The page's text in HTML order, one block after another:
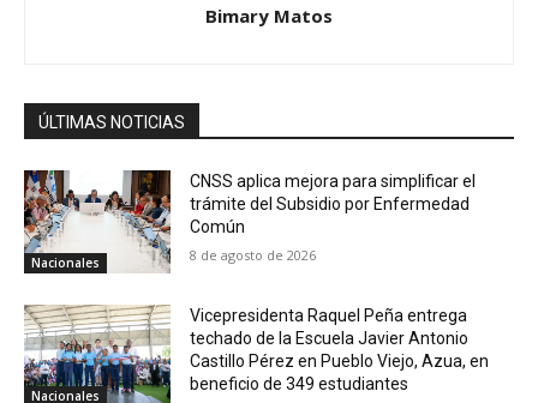
Bimary Matos
ÚLTIMAS NOTICIAS
Nacionales
CNSS aplica mejora para simplificar el
trámite del Subsidio por Enfermedad
Común
8 de agosto de 2026
Nacionales
Vicepresidenta Raquel Peña entrega
techado de la Escuela Javier Antonio
Castillo Pérez en Pueblo Viejo, Azua, en
beneficio de 349 estudiantes